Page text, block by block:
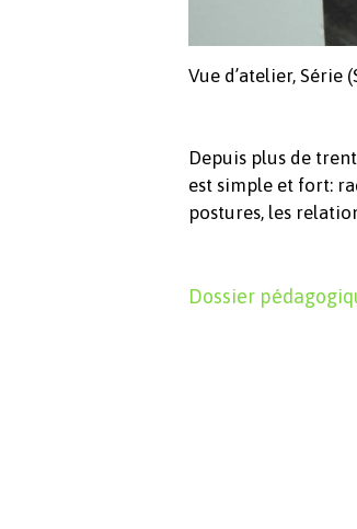
Vue d’atelier, Série
Depuis plus de
est simple et fort:
postures, les
Dossier